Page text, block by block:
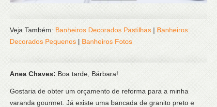
Veja Também: Banheiros Decorados Pastilhas | Banheiros
Decorados Pequenos | Banheiros Fotos
Anea Chaves: Boa tarde, Bárbara!
Gostaria de obter um orçamento de reforma para a minha
varanda gourmet. Já existe uma bancada de granito preto e